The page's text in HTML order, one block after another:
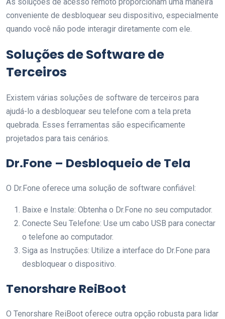
conveniente de desbloquear seu dispositivo, especialmente
quando você não pode interagir diretamente com ele.
Soluções de Software de
Terceiros
Existem várias soluções de software de terceiros para
ajudá-lo a desbloquear seu telefone com a tela preta
quebrada. Esses ferramentas são especificamente
projetados para tais cenários.
Dr.Fone – Desbloqueio de Tela
O Dr.Fone oferece uma solução de software confiável:
Baixe e Instale: Obtenha o Dr.Fone no seu computador.
Conecte Seu Telefone: Use um cabo USB para conectar
o telefone ao computador.
Siga as Instruções: Utilize a interface do Dr.Fone para
desbloquear o dispositivo.
Tenorshare ReiBoot
O Tenorshare ReiBoot oferece outra opção robusta para lidar